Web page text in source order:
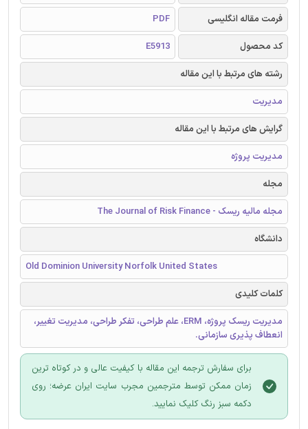
فرمت مقاله انگلیسی
PDF
کد محصول
E5913
رشته های مرتبط با این مقاله
مدیریت
گرایش های مرتبط با این مقاله
مدیریت پروژه
مجله
مجله مالیه ریسک - The Journal of Risk Finance
دانشگاه
Old Dominion University Norfolk United States
کلمات کلیدی
مدیریت ریسک پروژه، ERM، علم طراحی، تفکر طراحی، مدیریت تغییر،
انعطاف پذیری سازمانی.
برای سفارش ترجمه این مقاله با کیفیت عالی و در کوتاه ترین
زمان ممکن توسط مترجمین مجرب سایت ایران عرضه؛ روی
دکمه سبز رنگ کلیک نمایید.